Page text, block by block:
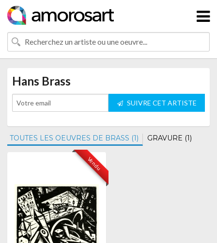
Hans Brass
SUIVRE CET ARTISTE
TOUTES LES OEUVRES DE BRASS (1) GRAVURE (1)
Vendu